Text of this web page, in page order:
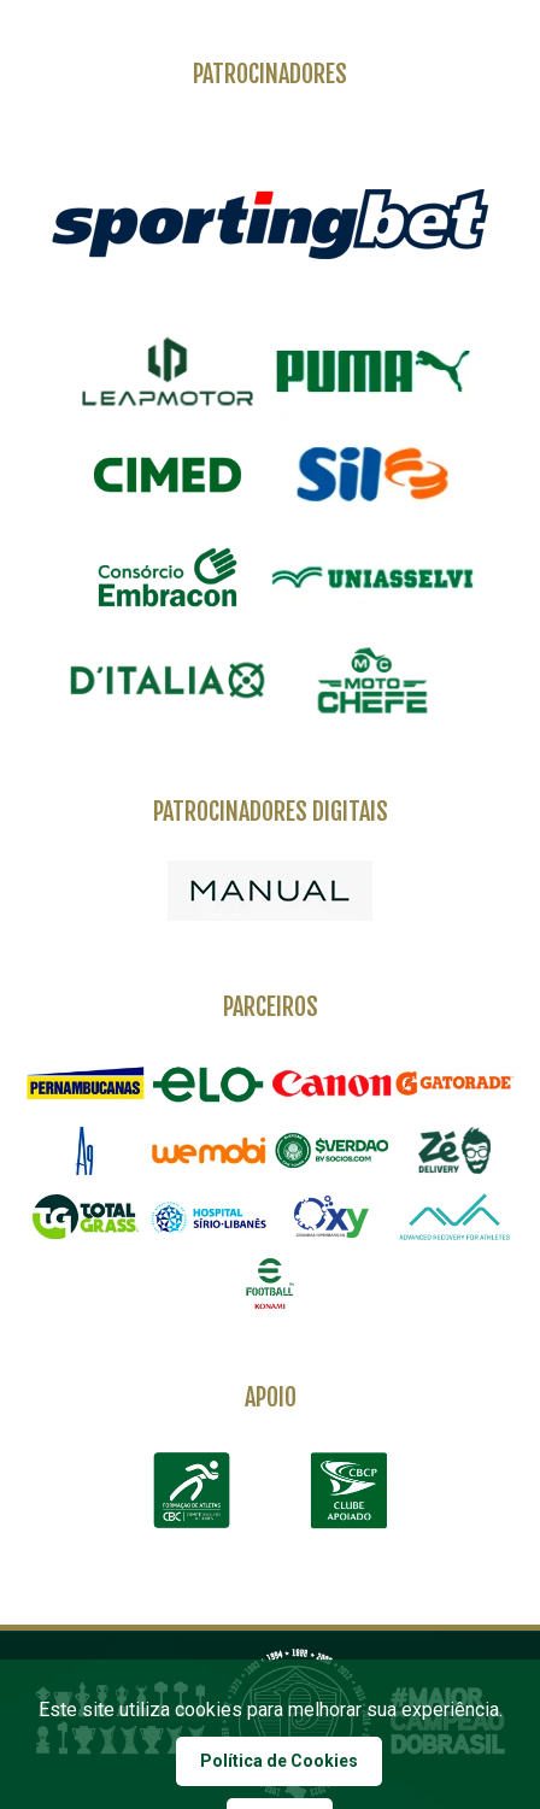
PATROCINADORES
PATROCINADORES DIGITAIS
PARCEIROS
APOIO
Este site utiliza cookies para melhorar sua experiência.
Política de Cookies